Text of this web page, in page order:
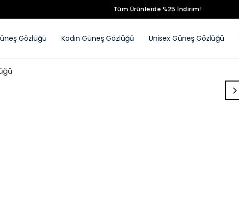
Tüm Ürünlerde %25 İndirim!
Gözlüğü Kadın Güneş Gözlüğü Unisex Güneş Gözlüğü